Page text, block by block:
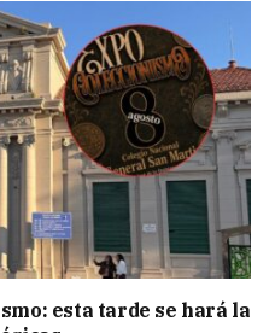
esta tarde se hará la